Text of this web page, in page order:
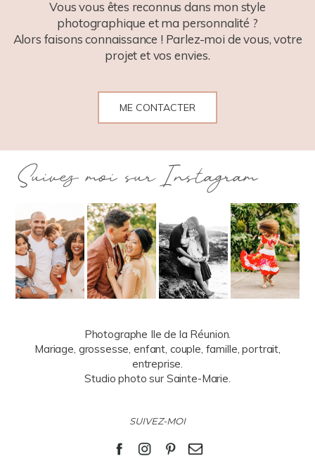
Vous vous êtes reconnus dans mon style
photographique et ma personnalité ?
Alors faisons connaissance ! Parlez-moi de vous, votre
projet et vos envies.
ME CONTACTER
Suivez moi sur Instagram
Photographe Ile de la Réunion.
Mariage, grossesse, enfant, couple, famille, portrait,
entreprise.
Studio photo sur Sainte-Marie.
SUIVEZ-MOI